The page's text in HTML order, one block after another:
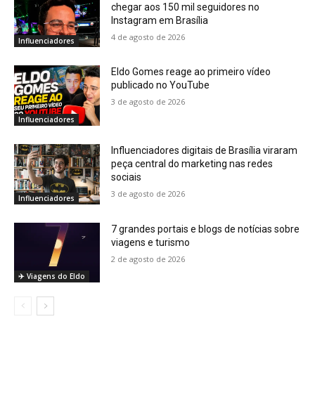
Influenciadores
chegar aos 150 mil seguidores no
Instagram em Brasília
4 de agosto de 2026
Influenciadores
Eldo Gomes reage ao primeiro vídeo
publicado no YouTube
3 de agosto de 2026
Influenciadores
Influenciadores digitais de Brasília viraram
peça central do marketing nas redes
sociais
3 de agosto de 2026
✈️ Viagens do Eldo
7 grandes portais e blogs de notícias sobre
viagens e turismo
2 de agosto de 2026